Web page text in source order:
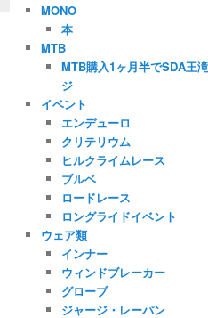
MONO
本
MTB
MTB購入1ヶ月半でSDA王
ジ
イベント
エンデューロ
クリテリウム
ヒルクライムレース
ブルベ
ロードレース
ロングライドイベント
ウェア類
インナー
ウィンドブレーカー
グローブ
ジャージ・レーパン